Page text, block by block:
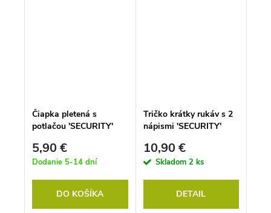
Čiapka pletená s
potlačou 'SECURITY'
5,90 €
Dodanie 5-14 dní
DO KOŠÍKA
Tričko krátky rukáv s 2
nápismi 'SECURITY'
10,90 €
Skladom 2 ks
DETAIL